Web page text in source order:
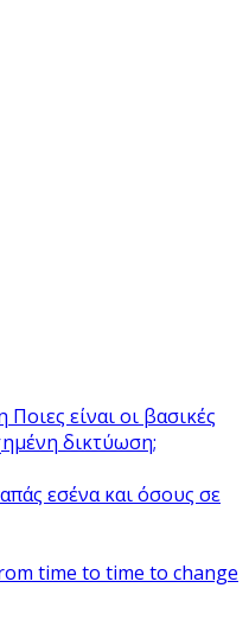
Ποιες είναι οι βασικές
δικτύωση;
εσένα και όσους σε
time to time to change